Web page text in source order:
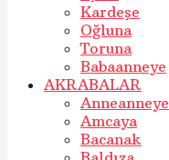
Kardeşe
Oğluna
Toruna
Babaanneye
AKRABALAR
Anneanneye
Amcaya
Bacanak